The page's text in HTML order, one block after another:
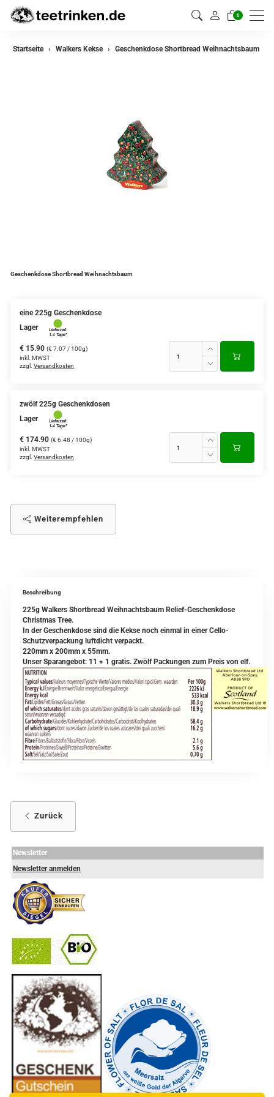
0
Startseite Walkers Kekse Geschenkdose Shortbread Weihnachtsbaum
Geschenkdose Shortbread Weihnachtsbaum
eine 225g Geschenkdose
Lager
€ 15.90 (€ 7.07 / 100g)
inkl. MWST
zzgl. Versandkosten
zwölf 225g Geschenkdosen
Lager
€ 174.90 (€ 6.48 / 100g)
inkl. MWST
zzgl. Versandkosten
Weiterempfehlen
Beschreibung
225g Walkers Shortbread Weihnachtsbaum Relief-Geschenkdose
Christmas Tree.
In der Geschenkdose sind die Kekse noch einmal in einer Cello-
Schutzverpackung luftdicht verpackt.
220mm x 200mm x 55mm.
Unser Sparangebot: 11 + 1 gratis. Zwölf Packungen zum Preis von elf.
Zurück
Newsletter
Newsletter anmelden